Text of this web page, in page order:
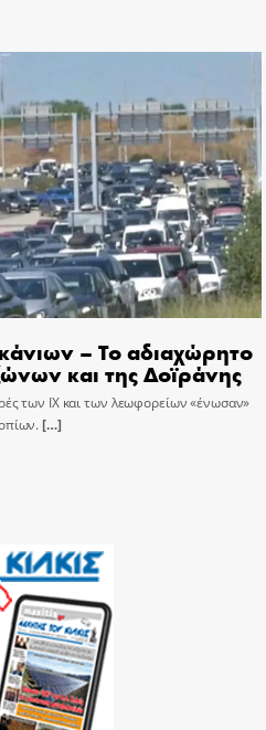
– Το αδιαχώρητο
και της Δοϊράνης
των ΙΧ και των λεωφορείων «ένωσαν»
[…]